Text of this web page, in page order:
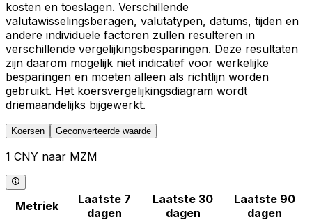
kosten en toeslagen. Verschillende
valutawisselingsberagen, valutatypen, datums, tijden en
andere individuele factoren zullen resulteren in
verschillende vergelijkingsbesparingen. Deze resultaten
zijn daarom mogelijk niet indicatief voor werkelijke
besparingen en moeten alleen als richtlijn worden
gebruikt. Het koersvergelijkingsdiagram wordt
driemaandelijks bijgewerkt.
Koersen Geconverteerde waarde
1 CNY naar MZM
Metriek
Laatste 7
dagen
Laatste 30
dagen
Laatste 90
dagen